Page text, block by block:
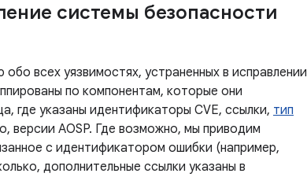
системы безопасности
всех уязвимостях, устраненных в исправлении
по компонентам, которые они
где указаны идентификаторы CVE, ссылки, тип
версии AOSP. Где возможно, мы приводим
с идентификатором ошибки (например,
дополнительные ссылки указаны в